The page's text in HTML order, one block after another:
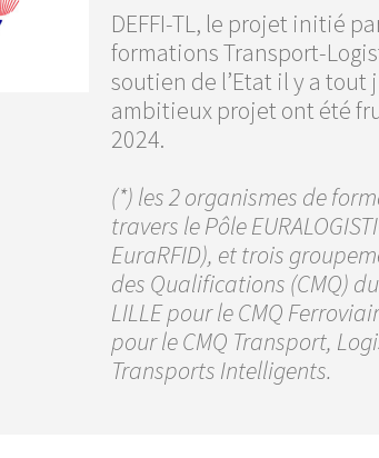
DEFFI-TL, le projet initié
formations Transport-
soutien de l’Etat il y a tout
ambitieux projet ont été
2024.
(*) les 2 organismes de
travers le Pôle
EuraRFID), et trois
des Qualifications (CMQ)
LILLE pour le CMQ
pour le CMQ Transport,
Transports Intelligents.